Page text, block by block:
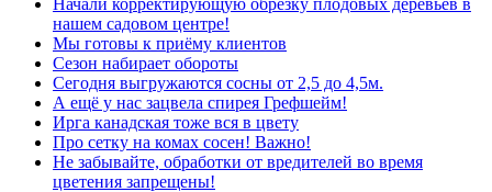
Начали корректирующую обрезку плодовых деревьев в
нашем садовом центре!
Мы готовы к приёму клиентов
Сезон набирает обороты
Сегодня выгружаются сосны от 2,5 до 4,5м.
А ещё у нас зацвела спирея Грефшейм!
Ирга канадская тоже вся в цвету
Про сетку на комах сосен! Важно!
Не забывайте, обработки от вредителей во время
цветения запрещены!